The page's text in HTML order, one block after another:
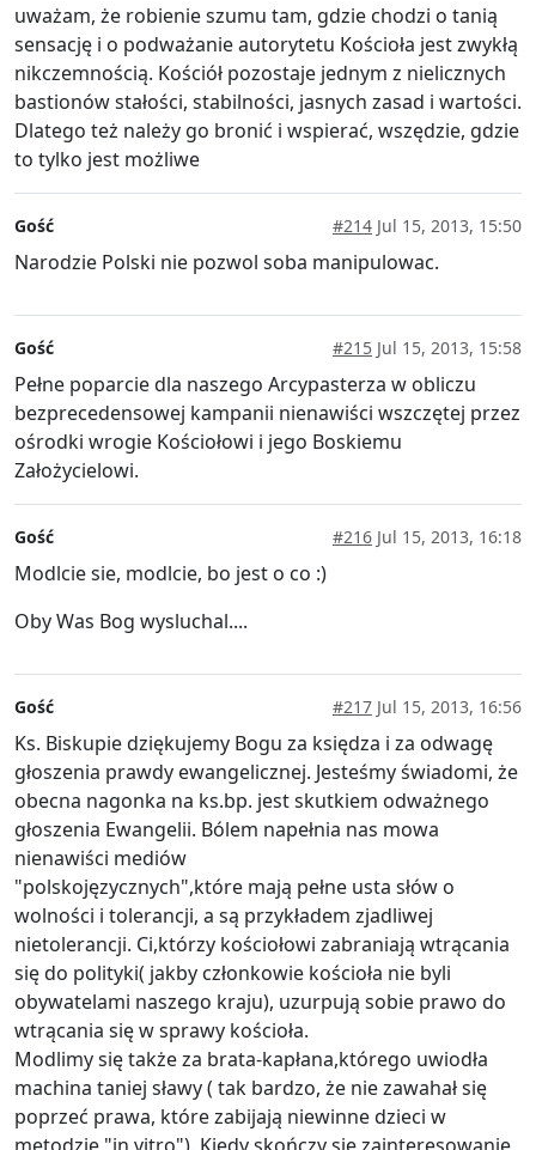
uważam, że robienie szumu tam, gdzie chodzi o tanią
sensację i o podważanie autorytetu Kościoła jest zwykłą
nikczemnością. Kościół pozostaje jednym z nielicznych
bastionów stałości, stabilności, jasnych zasad i wartości.
Dlatego też należy go bronić i wspierać, wszędzie, gdzie
to tylko jest możliwe
Gość #214 Jul 15, 2013, 15:50
Narodzie Polski nie pozwol soba manipulowac.
Gość #215 Jul 15, 2013, 15:58
Pełne poparcie dla naszego Arcypasterza w obliczu
bezprecedensowej kampanii nienawiści wszczętej przez
ośrodki wrogie Kościołowi i jego Boskiemu
Założycielowi.
Gość #216 Jul 15, 2013, 16:18
Modlcie sie, modlcie, bo jest o co :)
Oby Was Bog wysluchal....
Gość #217 Jul 15, 2013, 16:56
Ks. Biskupie dziękujemy Bogu za księdza i za odwagę
głoszenia prawdy ewangelicznej. Jesteśmy świadomi, że
obecna nagonka na ks.bp. jest skutkiem odważnego
głoszenia Ewangelii. Bólem napełnia nas mowa
nienawiści mediów
"polskojęzycznych",które mają pełne usta słów o
wolności i tolerancji, a są przykładem zjadliwej
nietolerancji. Ci,którzy kościołowi zabraniają wtrącania
się do polityki( jakby członkowie kościoła nie byli
obywatelami naszego kraju), uzurpują sobie prawo do
wtrącania się w sprawy kościoła.
Modlimy się także za brata-kapłana,którego uwiodła
machina taniej sławy ( tak bardzo, że nie zawahał się
poprzeć prawa, które zabijają niewinne dzieci w